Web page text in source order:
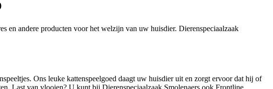
en andere producten voor het welzijn van uw huisdier. Dierenspeciaalzaak
Ons leuke kattenspeelgoed daagt uw huisdier uit en zorgt ervoor dat hij of
Last van vlooien? U kunt bij Dierenspeciaalzaak Smolenaers ook Frontline